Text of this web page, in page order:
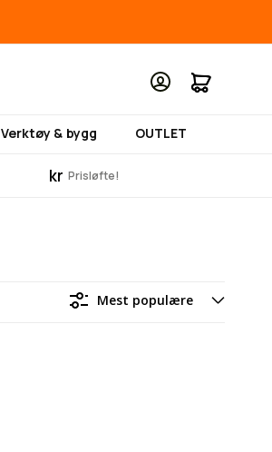
Min
Verktøy & bygg OUTLET
kr Prisløfte!